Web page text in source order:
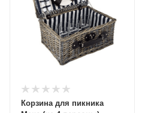
Корзина для пикника